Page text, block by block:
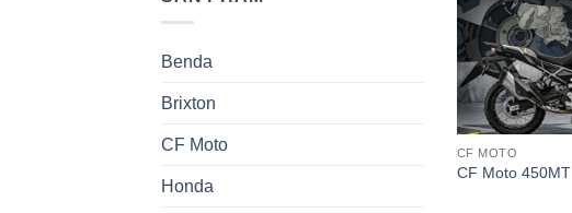
Benda
Brixton
CF Moto
Honda
CF MOTO
CF Moto 450MT